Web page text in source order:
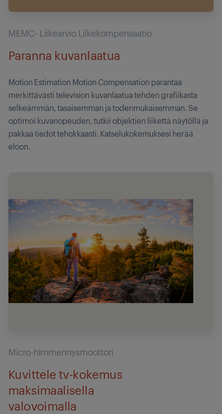
MEMC- Liikearvio Liikekompensaatio
Paranna kuvanlaatua
Motion Estimation Motion Compensation parantaa
merkittävästi television kuvanlaatua tehden grafiikasta
selkeämmän, tasaisemman ja todenmukaisemman. Se
optimoi kuvanopeuden, tutkii objektien liikettä näytöllä ja
pakkaa tiedot tehokkaasti. Katselukokemuksesi herää
eloon.
Micro-himmennysmoottori
Kuvittele tv-kokemus
maksimaalisella
valovoimalla